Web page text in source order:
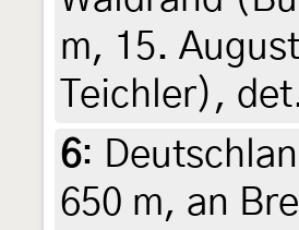
m, 15.
Teichler),
6:
650 m, an